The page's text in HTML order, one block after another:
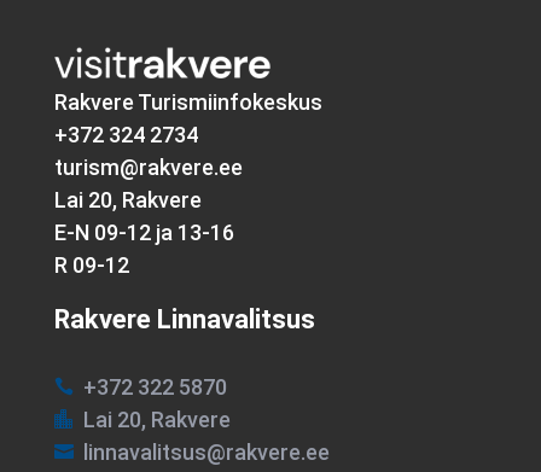
Rakvere Turismiinfokeskus
+372 324 2734
turism@rakvere.ee
Lai 20, Rakvere
E-N 09-12 ja 13-16
R 09-12
Rakvere Linnavalitsus
 +372 322 5870
 Lai 20, Rakvere
 linnavalitsus@rakvere.ee